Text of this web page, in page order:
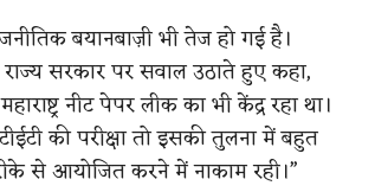
बयानबाज़ी भी तेज हो गई है।
सरकार पर सवाल उठाते हुए कहा,
नीट पेपर लीक का भी केंद्र रहा था।
की परीक्षा तो इसकी तुलना में बहुत
से आयोजित करने में नाकाम रही।”